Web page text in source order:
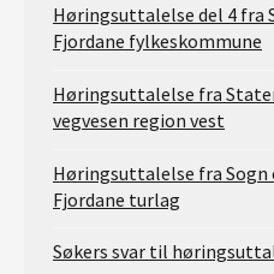
Høringsuttalelse del 4 fra
Fjordane fylkeskommune
Høringsuttalelse fra
vegvesen region vest
Høringsuttalelse fra Sogn
Fjordane turlag
Søkers svar til